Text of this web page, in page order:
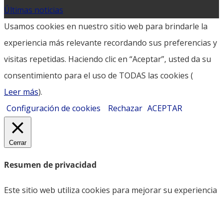
Últimas noticias
Usamos cookies en nuestro sitio web para brindarle la
experiencia más relevante recordando sus preferencias y
visitas repetidas. Haciendo clic en “Aceptar”, usted da su
consentimiento para el uso de TODAS las cookies (
Leer más).
Configuración de cookies
Rechazar ACEPTAR
Cerrar
Resumen de privacidad
Este sitio web utiliza cookies para mejorar su experiencia